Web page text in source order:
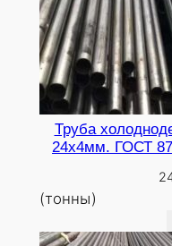
Труба
24х4мм. ГОСТ
(тонны)